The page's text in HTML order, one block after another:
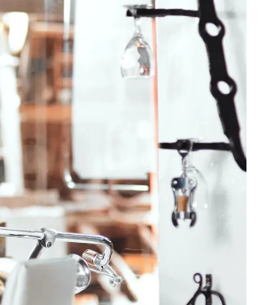
i arbeidslivet
kompetanse
verving